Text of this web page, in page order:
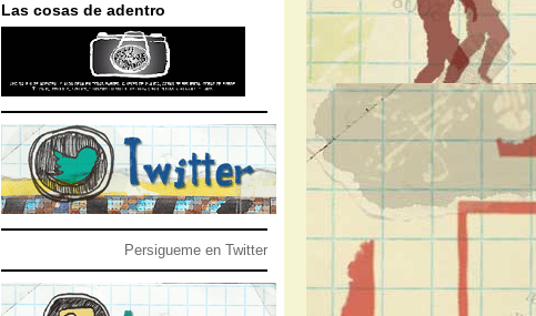
Las cosas de adentro
Persigueme en Twitter